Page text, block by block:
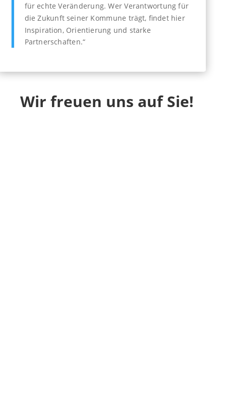
für echte Veränderung. Wer Verantwortung für
die Zukunft seiner Kommune trägt, findet hier
Inspiration, Orientierung und starke
Partnerschaften.“
Wir freuen uns auf Sie!